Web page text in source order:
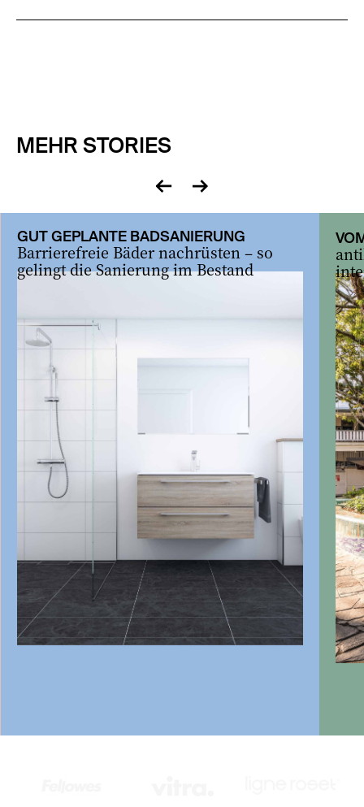
MEHR STORIES
zurück
vor
GUT GEPLANTE BADSANIERUNG
Barrierefreie Bäder nachrüsten – so
gelingt die Sanierung im Bestand